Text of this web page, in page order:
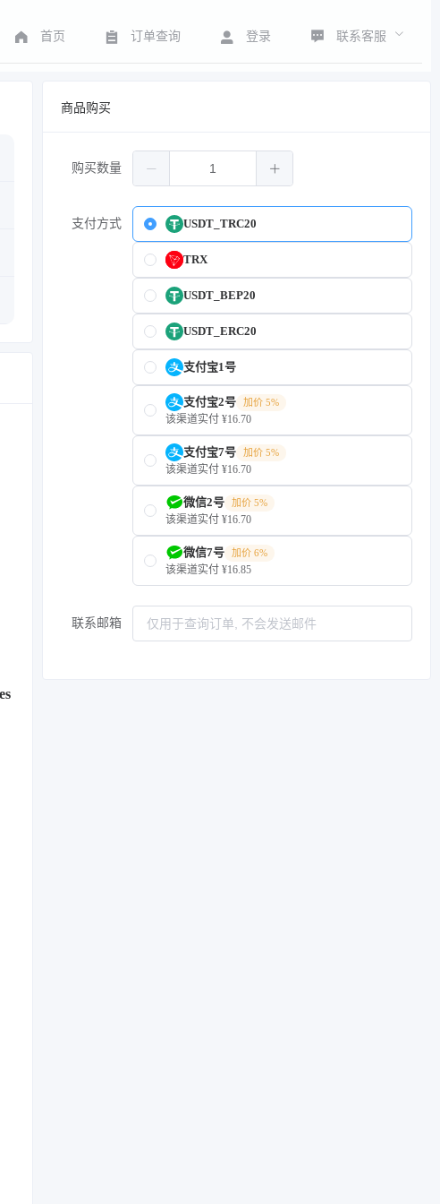
首页 订单查询 登录 联系客服
商品购买
购买数量
支付方式 USDT_TRC20
TRX
USDT_BEP20
USDT_ERC20
支付宝1号
支付宝2号 加价 5%
该渠道实付 ¥16.70
支付宝7号 加价 5%
该渠道实付 ¥16.70
微信2号 加价 5%
该渠道实付 ¥16.70
微信7号 加价 6%
该渠道实付 ¥16.85
联系邮箱